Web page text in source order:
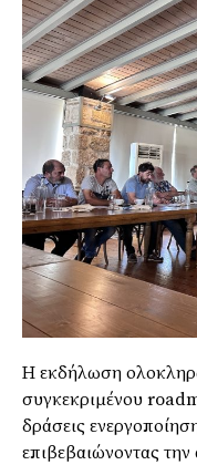
Η εκδήλωση
συγκεκριμένου
δράσεις
επιβεβαιώνοντας